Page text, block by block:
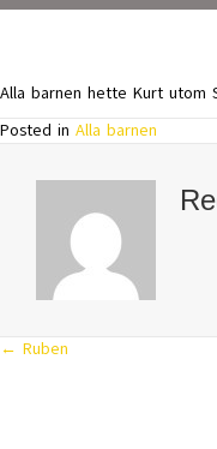
Alla barnen hette Kurt utom
Posted in Alla barnen
Posts
← Ruben